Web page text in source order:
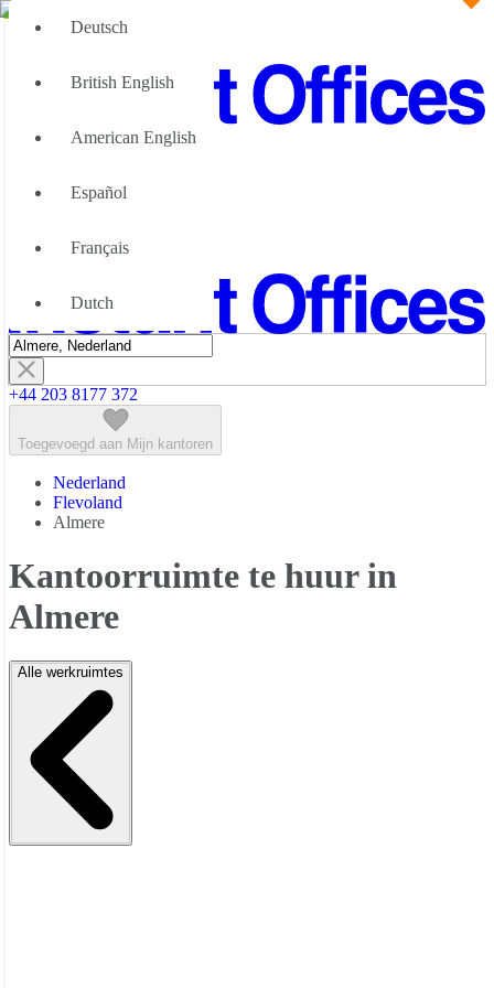
Wij kunnen u helpen
Over Ons
Neem contact met ons op
+44 203 8177 372
Toegevoegd aan Mijn kantoren
Nederland
Flevoland
Almere
Kantoorruimte te huur in
Almere
Alle werkruimtes
Deutsch
British English
American English
Español
Français
Dutch